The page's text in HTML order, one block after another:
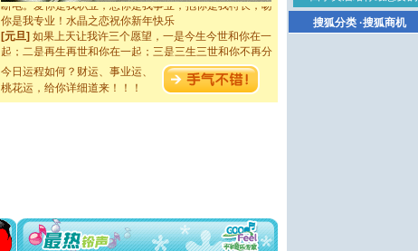
你是我专业！水晶之恋祝你新年快乐
[元旦]如果上天让我许三个愿望，一是今生今世和你在一
起；二是再生再世和你在一起；三是三生三世和你不再分
离。水晶之恋祝你新年快乐
[元旦]当我狠下心扭头离去那一刻，你在我身后无助地哭
泣，这痛楚让我明白我多么爱你。我转身抱住你：这猪不
卖了。水晶之恋祝你新年快乐。
你太多，只有给你五千万：千万快乐！千万要健康！千万
要平安！千万要知足！千万不要忘记我！
今日运程如何？财运、事业运、
桃花运，给你详细道来！！！
搜狐分类·搜狐商机